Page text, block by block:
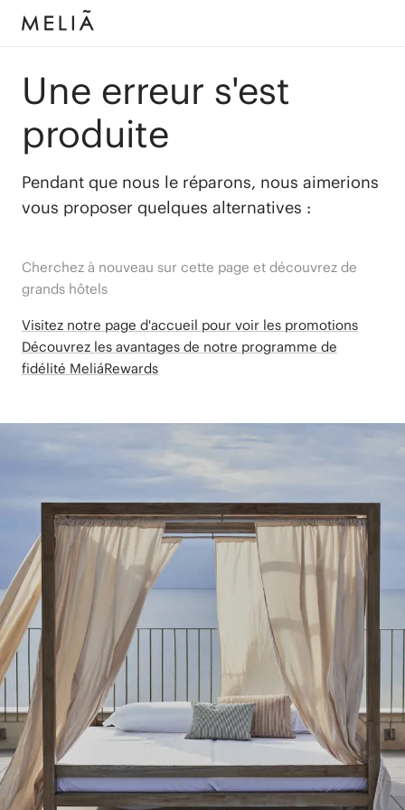
Une erreur s'est
produite
Pendant que nous le réparons, nous aimerions
vous proposer quelques alternatives :
Cherchez à nouveau sur cette page et découvrez de
grands hôtels
Visitez notre page d'accueil pour voir les promotions
Découvrez les avantages de notre programme de
fidélité MeliáRewards